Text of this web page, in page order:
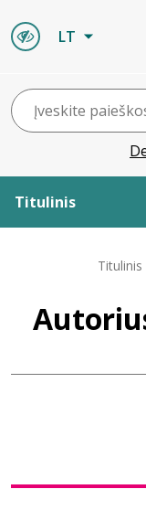
LT
Titulinis
Leidiniai
Titulinis